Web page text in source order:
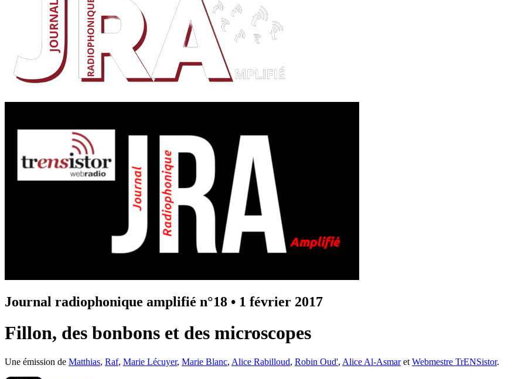
Journal radiophonique amplifié n°18 • 1 février 2017
Fillon, des bonbons et des microscopes
Une émission de Matthias, Raf, Marie Lécuyer, Marie Blanc, Alice Rabilloud, Robin Oud', Alice Al-Asmaret Webmestre TrENSistor.